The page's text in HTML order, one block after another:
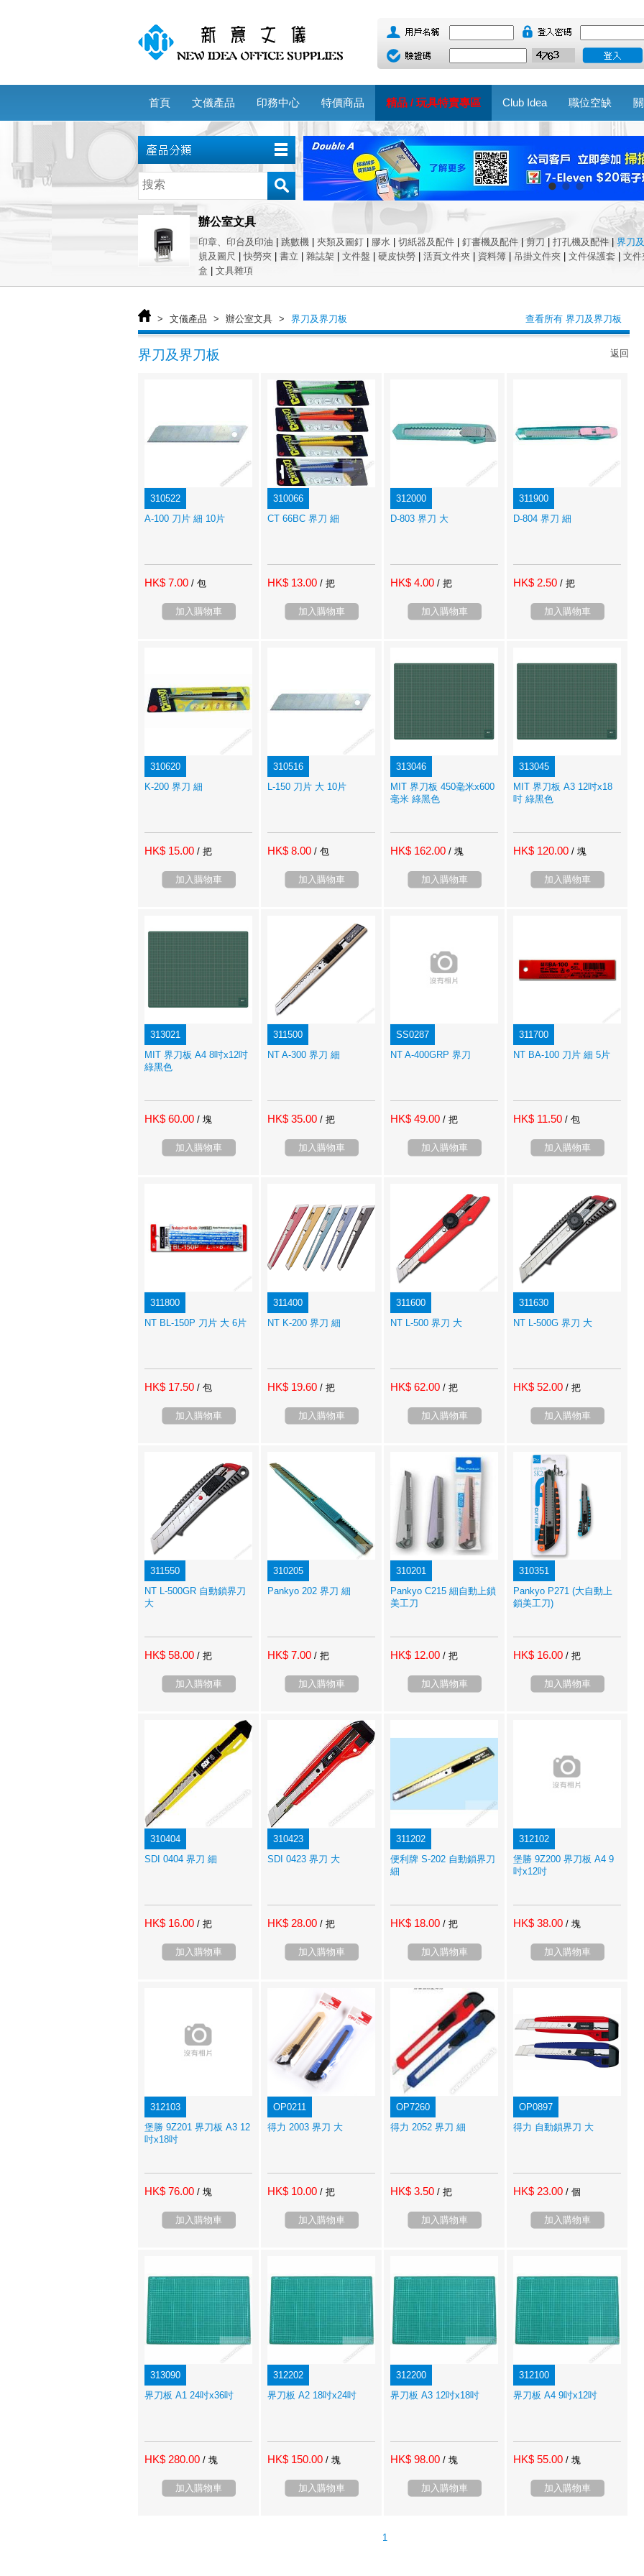
首頁 文儀產品 印務中心 特價商品 精品 / 玩具特賣專區 Club Idea 職位空缺
辦公室文具
印章、印台及印油 跳數機 夾類及圖釘 膠水 切紙器及配件 釘書機及配件 剪刀 打孔機及配件
界刀
規及圖尺
|快勞夾 書立 雜誌架 文件盤 硬皮快勞 活頁文件夾 資料簿 吊掛文件夾 文件保護套
文件
盒
文具雜項
> 文儀產品 > 辦公室文具 > 界刀及界刀板 查看所有 界刀及界刀板
返回
界刀及界刀板
310522
A-100 刀片 細 10片
HK$ 7.00 / 包
加入購物車
310066
CT 66BC 界刀 細
HK$ 13.00 / 把
加入購物車
312000
D-803 界刀 大
HK$ 4.00 / 把
加入購物車
311900
D-804 界刀 細
HK$ 2.50 / 把
加入購物車
310620
K-200 界刀 細
HK$ 15.00 / 把
加入購物車
310516
L-150 刀片 大 10片
HK$ 8.00 / 包
加入購物車
313046
MIT 界刀板 450毫米x600
毫米 綠黑色
HK$ 162.00 / 塊
加入購物車
313045
MIT 界刀板 A3 12吋x18
吋 綠黑色
HK$ 120.00 / 塊
加入購物車
313021
MIT 界刀板 A4 8吋x12吋
綠黑色
HK$ 60.00 / 塊
加入購物車
311500
NT A-300 界刀 細
HK$ 35.00 / 把
加入購物車
SS0287
NT A-400GRP 界刀
HK$ 49.00 / 把
加入購物車
311700
NT BA-100 刀片 細 5片
HK$ 11.50 / 包
加入購物車
311800
NT BL-150P 刀片 大 6片
HK$ 17.50 / 包
加入購物車
311400
NT K-200 界刀 細
HK$ 19.60 / 把
加入購物車
311600
NT L-500 界刀 大
HK$ 62.00 / 把
加入購物車
311630
NT L-500G 界刀 大
HK$ 52.00 / 把
加入購物車
311550
NT L-500GR 自動鎖界刀
大
HK$ 58.00 / 把
加入購物車
310205
Pankyo 202 界刀 細
HK$ 7.00 / 把
加入購物車
310201
Pankyo C215 細自動上鎖
美工刀
HK$ 12.00 / 把
加入購物車
310351
Pankyo P271 (大自動上
鎖美工刀)
HK$ 16.00 / 把
加入購物車
310404
SDI 0404 界刀 細
HK$ 16.00 / 把
加入購物車
310423
SDI 0423 界刀 大
HK$ 28.00 / 把
加入購物車
311202
便利牌 S-202 自動鎖界刀
細
HK$ 18.00 / 把
加入購物車
312102
堡勝 9Z200 界刀板 A4 9
吋x12吋
HK$ 38.00 / 塊
加入購物車
312103
堡勝 9Z201 界刀板 A3 12
吋x18吋
HK$ 76.00 / 塊
加入購物車
OP0211
得力 2003 界刀 大
HK$ 10.00 / 把
加入購物車
OP7260
得力 2052 界刀 細
HK$ 3.50 / 把
加入購物車
OP0897
得力 自動鎖界刀 大
HK$ 23.00 / 個
加入購物車
313090
界刀板 A1 24吋x36吋
HK$ 280.00 / 塊
加入購物車
312202
界刀板 A2 18吋x24吋
HK$ 150.00 / 塊
加入購物車
312200
界刀板 A3 12吋x18吋
HK$ 98.00 / 塊
加入購物車
312100
界刀板 A4 9吋x12吋
HK$ 55.00 / 塊
加入購物車
1